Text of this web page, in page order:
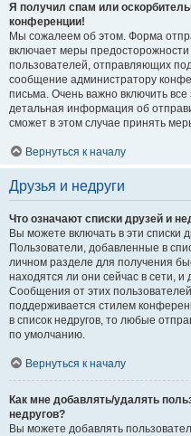
Я получил спам или
конференции!
Мы сожалеем об этом. Форма
включает меры
пользователей, отправляющих
сообщение администратору
письма. Очень важно включить все
детальная информация об
сможет в этом случае принять
Вернуться к началу
Друзья и недруги
Что означают списки друзей и
Вы можете включать в эти списки
Пользователи, добавленные в
личном разделе для получения
находятся ли они сейчас в сети,
Сообщения от этих
поддерживается стилем
в список недругов, то любые
по умолчанию.
Вернуться к началу
Как мне добавлять/удалять
недругов?
Вы можете добавлять